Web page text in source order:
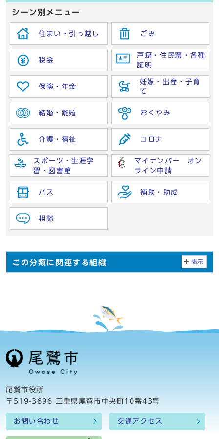
シーン別メニュー
住まい・引っ越し ごみ
税金
戸籍・住民票・各種
証明
保険・年金
妊娠・出産・子育
て
結婚・離婚 おくやみ
介護・福祉 コロナ
スポーツ・生涯学
習・図書館
マイナンバー オン
ライン申請
バス 補助・助成
相談
この分類に関連する組織 表示
尾鷲市役所
〒519-3696 三重県尾鷲市中央町10番43号
お問い合わせ 交通アクセス